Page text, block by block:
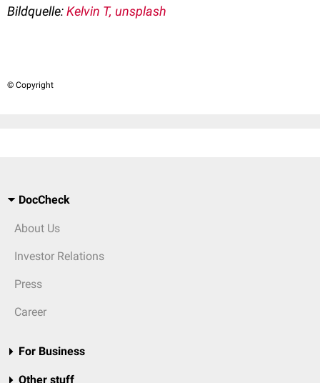
Bildquelle:Kelvin T, unsplash
© Copyright
DocCheck
About Us
Investor Relations
Press
Career
For Business
Other stuff